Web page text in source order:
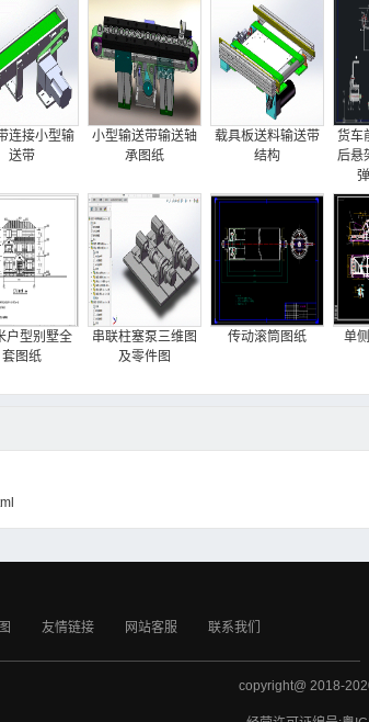
连接小型输
送带
小型输送带输送轴
承图纸
载具板送料输送带
结构
货车
后悬
户型别墅全
套图纸
串联柱塞泵三维图
及零件图
传动滚筒图纸 单
友情链接 网站客服 联系我们
copyright@ 2018-